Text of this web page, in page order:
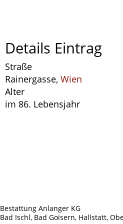
Details Eintrag
Straße
Rainergasse, Wien
Alter
im 86. Lebensjahr
Bestattung Anlanger KG
Bad Ischl, Bad Goisern, Hallstatt,